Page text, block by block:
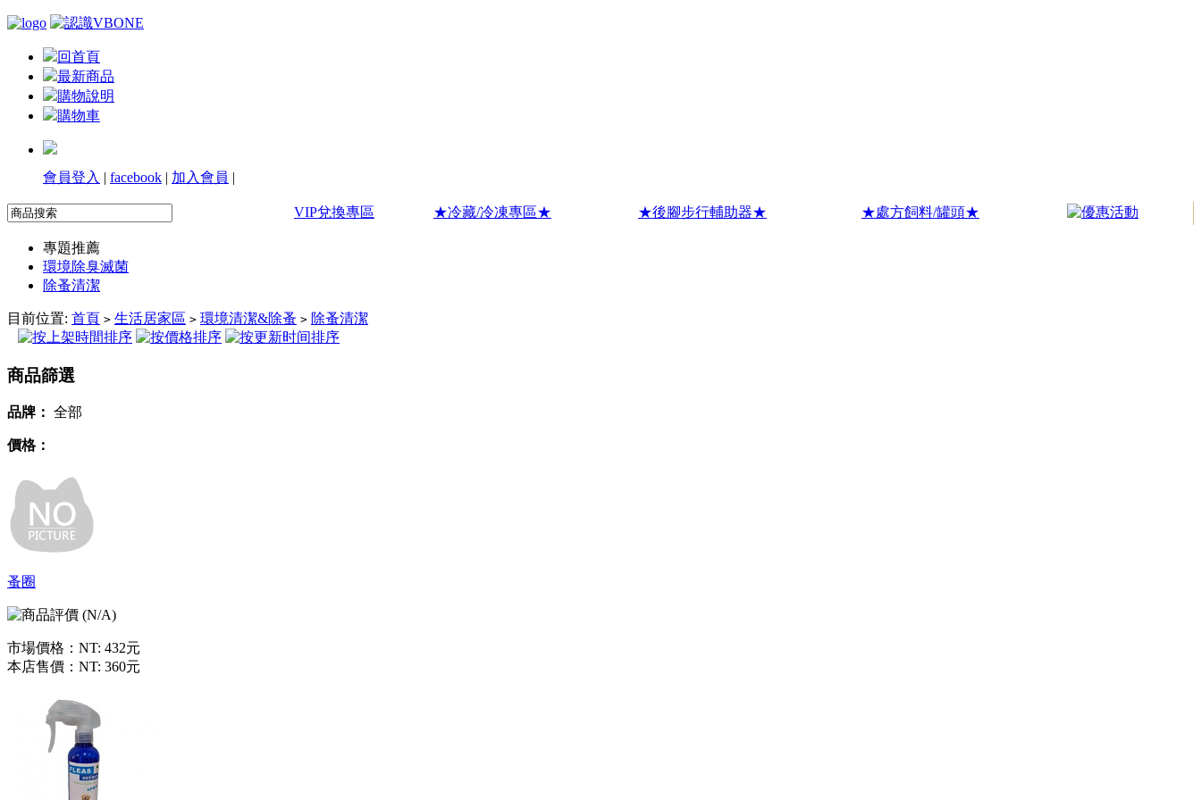
回首頁
最新商品
購物說明
購物車
會員登入 | facebook | 加入會員 |
VIP兌換專區 ★冷藏/冷凍專區★ ★後腳步行輔助器★ ★處方飼料/罐頭★
專題推薦
環境除臭滅菌
除蚤清潔
目前位置: 首頁 > 生活居家區 > 環境清潔&除蚤 > 除蚤清潔
商品篩選
品牌： 全部
價格：
蚤圈
市場價格： NT: 432元
本店售價： NT: 360元